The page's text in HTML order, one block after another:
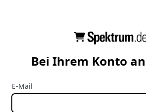
Bei Ihrem Konto
E-Mail